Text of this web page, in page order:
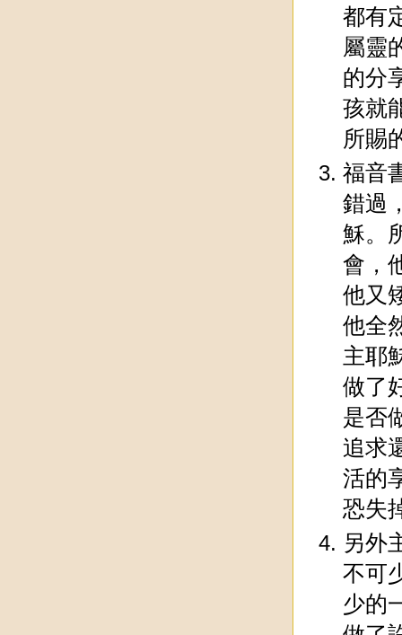
都有
屬靈
的分
孩就
所賜
福音
錯過
穌。
會，
他又
他全
主耶
做了
是否
追求
活的
恐失
另外
不可
少的